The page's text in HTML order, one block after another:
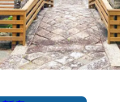
ポットとして人
：都立羽伏浦公
隣接しており、